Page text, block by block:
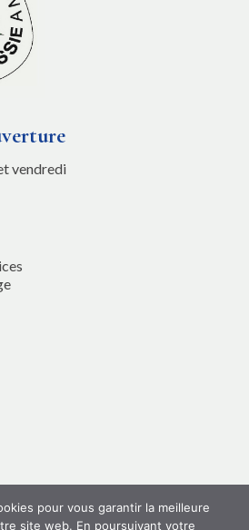
vendredi
pour vous garantir la meilleure
site web. En poursuivant votre